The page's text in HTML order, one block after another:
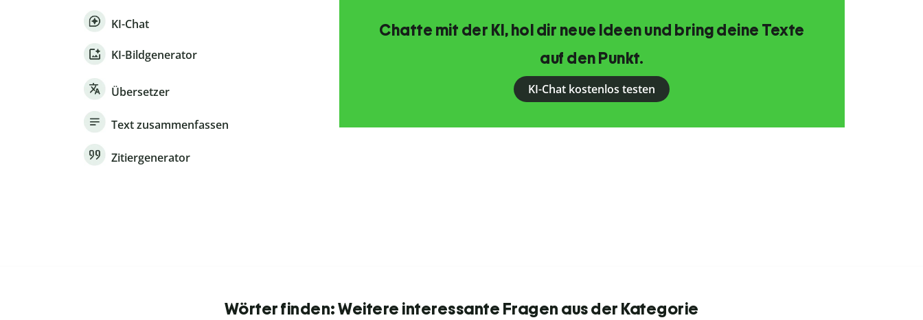
KI-Chat
KI-Bildgenerator
Übersetzer
Text zusammenfassen
Zitiergenerator
Chatte mit der KI, hol dir neue Ideen und bring deine Texte
auf den Punkt.
KI-Chat kostenlos testen
Wörter finden: Weitere interessante Fragen aus der Kategorie